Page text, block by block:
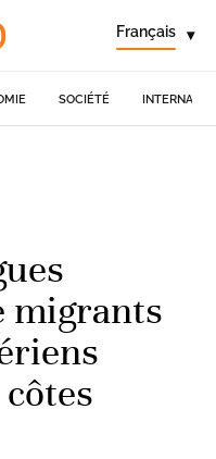
Français ▾
SOCIÉTÉ
migrants